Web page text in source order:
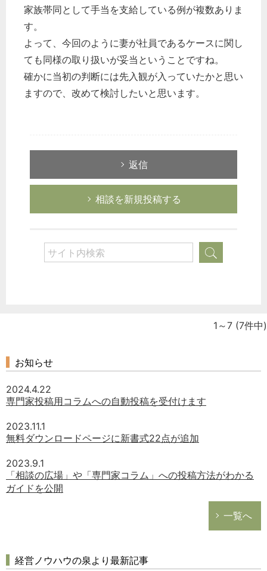
家族帯同として手当を支給している例が複数ありま
す。
よって、今回のように妻が社員であるケースに関し
ても同様の取り扱いが妥当ということですね。
確かに当初の判断には先入観が入っていたかと思い
ますので、改めて検討したいと思います。
返信
相談を新規投稿する
1～7 (7件中)
お知らせ
2024.4.22
専門家投稿用コラムへの自動投稿を受付けます
2023.11.1
無料ダウンロードページに新書式22点が追加
2023.9.1
「相談の広場」や「専門家コラム」への投稿方法がわかる
ガイドを公開
一覧へ
経営ノウハウの泉より最新記事